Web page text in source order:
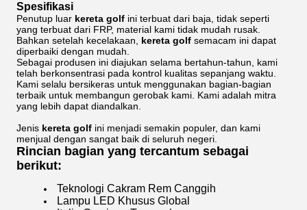
Spesifikasi
Penutup luar kereta golf ini terbuat dari baja, tidak seperti
yang terbuat dari FRP, material kami tidak mudah rusak.
Bahkan setelah kecelakaan, kereta golf semacam ini dapat
diperbaiki dengan mudah.
Sebagai produsen ini diajukan selama bertahun-tahun, kami
telah berkonsentrasi pada kontrol kualitas sepanjang waktu.
Kami selalu bersikeras untuk menggunakan bagian-bagian
terbaik untuk membangun gerobak kami. Kami adalah mitra
yang lebih dapat diandalkan.
Jenis kereta golf ini menjadi semakin populer, dan kami
menjual dengan sangat baik di seluruh negeri.
Rincian bagian yang tercantum sebagai
berikut:
Teknologi Cakram Rem Canggih
Lampu LED Khusus Global